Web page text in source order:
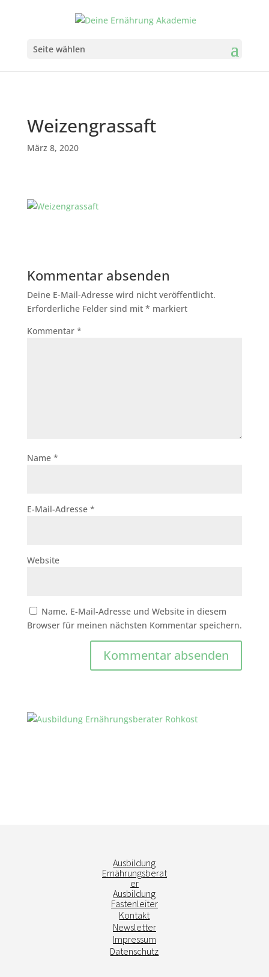
Seite wählen
Weizengrassaft
März 8, 2020
Kommentar absenden
Deine E-Mail-Adresse wird nicht veröffentlicht.
Erforderliche Felder sind mit * markiert
Kommentar *
Name *
E-Mail-Adresse *
Website
Name, E-Mail-Adresse und Website in diesem
Browser für meinen nächsten Kommentar speichern.
Ausbildung
Ernährungsberat
er
Ausbildung
Fastenleiter
Kontakt
Newsletter
Impressum
Datenschutz